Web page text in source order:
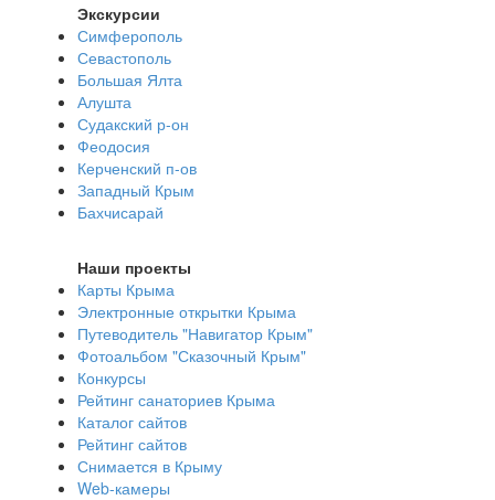
Экскурсии
Симферополь
Севастополь
Большая Ялта
Алушта
Судакский р-он
Феодосия
Керченский п-ов
Западный Крым
Бахчисарай
Наши проекты
Карты Крыма
Электронные открытки Крыма
Путеводитель "Навигатор Крым"
Фотоальбом "Сказочный Крым"
Конкурсы
Рейтинг санаториев Крыма
Каталог сайтов
Рейтинг сайтов
Снимается в Крыму
Web-камеры